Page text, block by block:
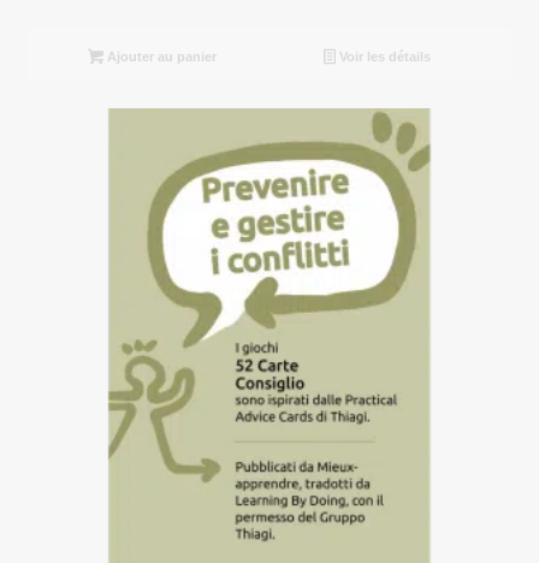
Ajouter au panier Voir les détails